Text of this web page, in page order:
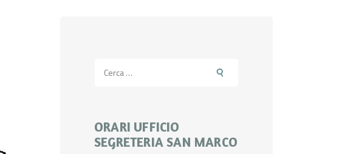
per:
ORARI UFFICIO
SEGRETERIA SAN MARCO